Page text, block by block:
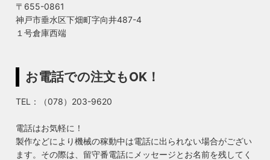
〒655-0861
神戸市垂水区下畑町字向井487-4
１号倉庫西端
お電話での注文もOK！
TEL：（078）203-9620
電話はお気軽に！
製作などにより機械の稼動中は電話に出られない場合がござい
ます。その際は、留守番電話にメッセージとお名前を残してく